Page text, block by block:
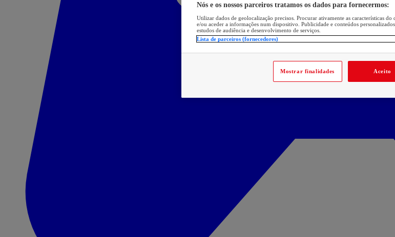
Nós e os nossos parceiros tratamos os dados para fornecermos:
Utilizar dados de geolocalização precisos. Procurar ativamente as características
e/ou aceder a informações num dispositivo. Publicidade e conteúdos
estudos de audiência e desenvolvimento de serviços.
Lista de parceiros (fornecedores)
Mostrar finalidades Aceito